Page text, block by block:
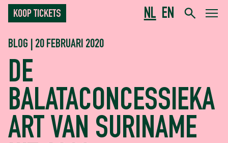
NL EN
KOOP TICKETS
BLOG | 20 FEBRUARI 2020
DE
BALATACONCESSIEKA
ART VAN SURINAME